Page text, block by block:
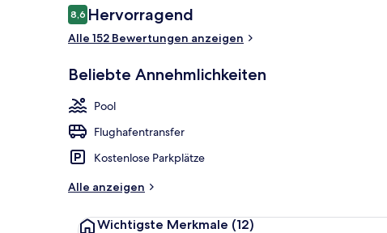
Bewertungen
8,68,6 von 10.
Hervorragend
Alle 152 Bewertungen anzeigen
Beliebte Annehmlichkeiten
Pool
Flughafentransfer
Kostenlose Parkplätze
Alle anzeigen
Wichtigste Merkmale (12)